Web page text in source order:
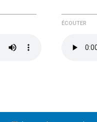
ÉCOUTER